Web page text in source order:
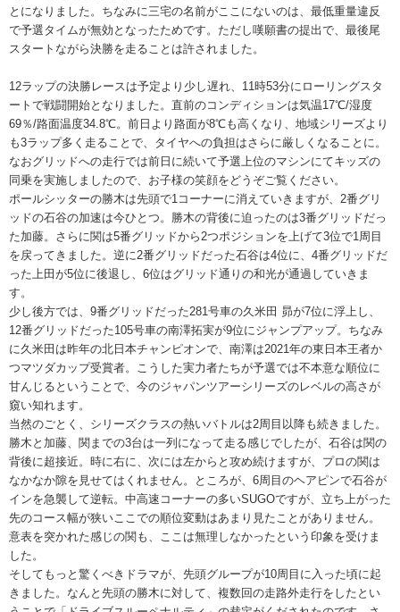
とになりました。ちなみに三宅の名前がここにないのは、最低重量違反
で予選タイムが無効となったためです。ただし嘆願書の提出で、最後尾
スタートながら決勝を走ることは許されました。
12ラップの決勝レースは予定より少し遅れ、11時53分にローリングスタ
ートで戦闘開始となりました。直前のコンディションは気温17℃/湿度
69％/路面温度34.8℃。前日より路面が8℃も高くなり、地域シリーズより
も3ラップ多く走ることで、タイヤへの負担はさらに厳しくなることに。
なおグリッドへの走行では前日に続いて予選上位のマシンにてキッズの
同乗を実施しましたので、お子様の笑顔をどうぞご覧ください。
ポールシッターの勝木は先頭で1コーナーに消えていきますが、2番グリ
ッドの石谷の加速は今ひとつ。勝木の背後に迫ったのは3番グリッドだっ
た加藤。さらに関は5番グリッドから2つポジションを上げて3位で1周目
を戻ってきました。逆に2番グリッドだった石谷は4位に、4番グリッドだ
った上田が5位に後退し、6位はグリッド通りの和光が通過していきま
す。
少し後方では、9番グリッドだった281号車の久米田 昴が7位に浮上し、
12番グリッドだった105号車の南澤拓実が9位にジャンプアップ。ちなみ
に久米田は昨年の北日本チャンピオンで、南澤は2021年の東日本王者か
つマツダカップ受賞者。こうした実力者たちが予選では不本意な順位に
甘んじるということで、今のジャパンツアーシリーズのレベルの高さが
窺い知れます。
当然のごとく、シリーズクラスの熱いバトルは2周目以降も続きました。
勝木と加藤、関までの3台は一列になって走る感じでしたが、石谷は関の
背後に超接近。時に右に、次には左からと攻め続けますが、プロの関は
なかなか隙を見せてはくれません。ところが、6周目のヘアピンで石谷が
インを急襲して逆転。中高速コーナーの多いSUGOですが、立ち上がった
先のコース幅が狭いここでの順位変動はあまり見たことがありません。
意表を突かれた感じの関も、ここは無理しなかったという印象を受けま
した。
そしてもっと驚くべきドラマが、先頭グループが10周目に入った頃に起
きました。なんと先頭の勝木に対して、複数回の走路外走行をしたとい